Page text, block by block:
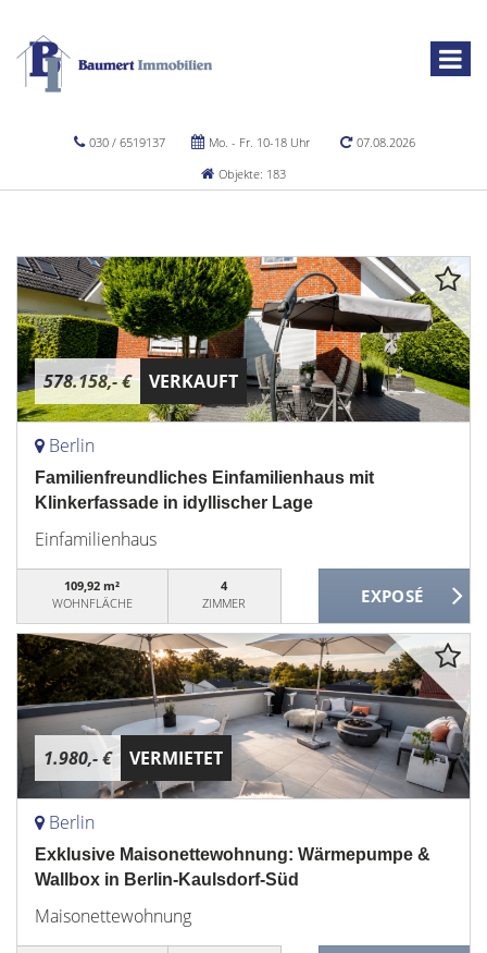
030 / 6519137 Mo. - Fr. 10-18 Uhr
07.08.2026
Objekte: 183
578.158,- € VERKAUFT
Berlin
Familienfreundliches Einfamilienhaus mit
Klinkerfassade in idyllischer Lage
Einfamilienhaus
109,92 m²
WOHNFLÄCHE
4
ZIMMER
1.980,- € VERMIETET
Berlin
Exklusive Maisonettewohnung: Wärmepumpe &
Wallbox in Berlin-Kaulsdorf-Süd
Maisonettewohnung